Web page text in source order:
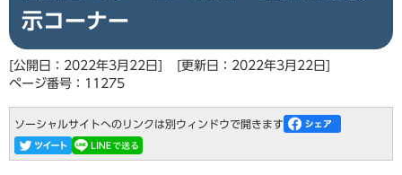
示コーナー
[公開日：2022年3月22日]
[更新日：2022年3月22日]
ページ番号：11275
ソーシャルサイトへのリンクは別ウィンドウで開きます